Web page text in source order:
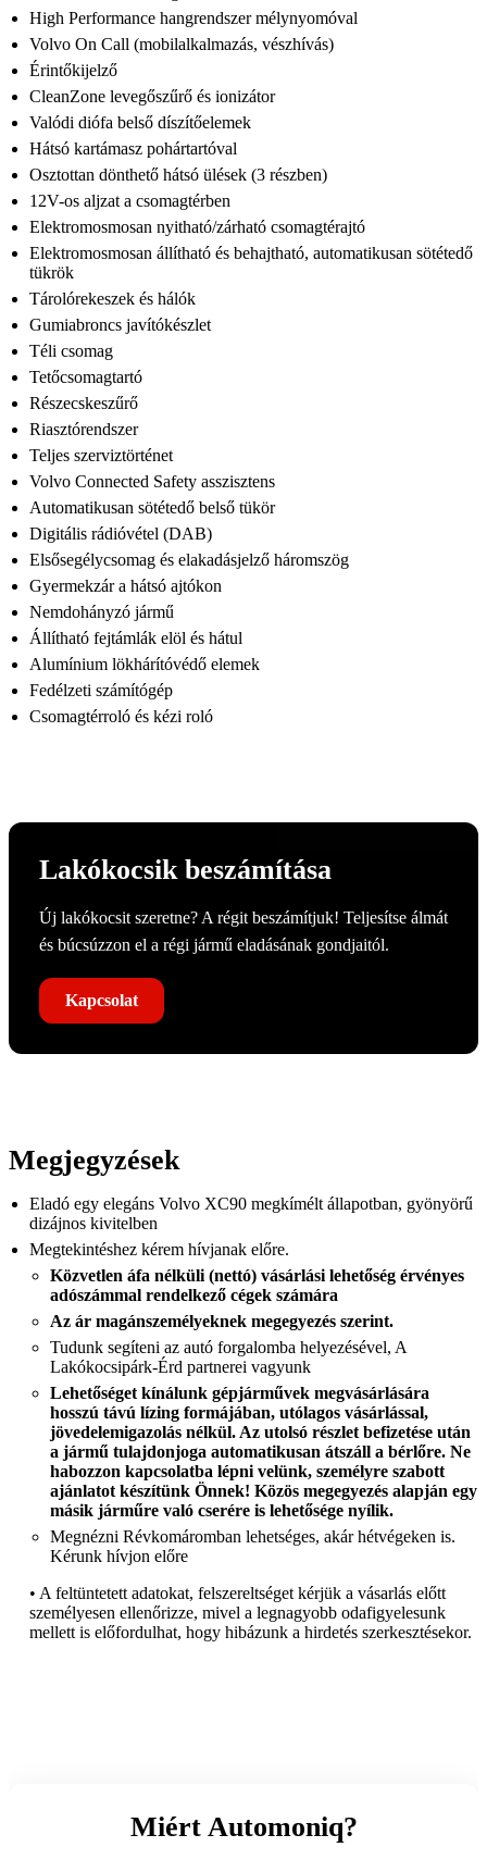
High Performance hangrendszer mélynyomóval
Volvo On Call (mobilalkalmazás, vészhívás)
Érintőkijelző
CleanZone levegőszűrő és ionizátor
Valódi diófa belső díszítőelemek
Hátsó kartámasz pohártartóval
Osztottan dönthető hátsó ülések (3 részben)
12V-os aljzat a csomagtérben
Elektromosmosan nyitható/zárható csomagtérajtó
Elektromosmosan állítható és behajtható, automatikusan sötétedő
tükrök
Tárolórekeszek és hálók
Gumiabroncs javítókészlet
Téli csomag
Tetőcsomagtartó
Részecskeszűrő
Riasztórendszer
Teljes szerviztörténet
Volvo Connected Safety asszisztens
Automatikusan sötétedő belső tükör
Digitális rádióvétel (DAB)
Elsősegélycsomag és elakadásjelző háromszög
Gyermekzár a hátsó ajtókon
Nemdohányzó jármű
Állítható fejtámlák elöl és hátul
Alumínium lökhárítóvédő elemek
Fedélzeti számítógép
Csomagtérroló és kézi roló
Lakókocsik beszámítása
Új lakókocsit szeretne? A régit beszámítjuk! Teljesítse álmát
és búcsúzzon el a régi jármű eladásának gondjaitól.
Kapcsolat
Megjegyzések
Eladó egy elegáns Volvo XC90 megkímélt állapotban, gyönyörű
dizájnos kivitelben
Megtekintéshez kérem hívjanak előre.
Közvetlen áfa nélküli (nettó) vásárlási lehetőség érvényes
adószámmal rendelkező cégek számára
Az ár magánszemélyeknek megegyezés szerint.
Tudunk segíteni az autó forgalomba helyezésével, A
Lakókocsipárk-Érd partnerei vagyunk
Lehetőséget kínálunk gépjárművek megvásárlására
hosszú távú lízing formájában, utólagos vásárlással,
jövedelemigazolás nélkül. Az utolsó részlet befizetése után
a jármű tulajdonjoga automatikusan átszáll a bérlőre. Ne
habozzon kapcsolatba lépni velünk, személyre szabott
ajánlatot készítünk Önnek! Közös megegyezés alapján egy
másik járműre való cserére is lehetősége nyílik.
Megnézni Révkomáromban lehetséges, akár hétvégeken is.
Kérunk hívjon előre
• A feltüntetett adatokat, felszereltséget kérjük a vásarlás előtt
személyesen ellenőrizze, mivel a legnagyobb odafigyelesunk
mellett is előfordulhat, hogy hibázunk a hirdetés szerkesztésekor.
Miért Automoniq?